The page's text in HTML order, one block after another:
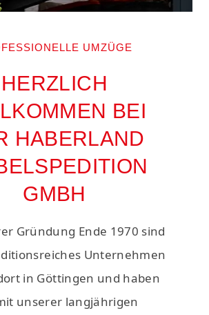
UMZÜGE
HERZLICH
BEI
HABERLAND
GMBH
Gründung Ende 1970 sind
Unternehmen
in Göttingen und haben
unserer langjährigen